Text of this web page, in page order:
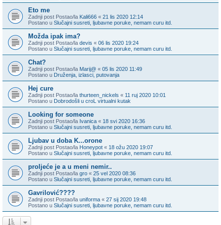
Eto me
Zadnji post Postao/la Kali666 « 21 lis 2020 12:14
Postano u Slučajni susreti, ljubavne poruke, nemam curu itd.
Možda ipak ima?
Zadnji post Postao/la devis « 06 lis 2020 19:24
Postano u Slučajni susreti, ljubavne poruke, nemam curu itd.
Chat?
Zadnji post Postao/la Marij@ « 05 lis 2020 11:49
Postano u Druženja, izlasci, putovanja
Hej cure
Zadnji post Postao/la thurteen_nickels « 11 ruj 2020 10:01
Postano u Dobrodošli u croL virtualni kutak
Looking for someone
Zadnji post Postao/la Ivanica « 18 svi 2020 16:36
Postano u Slučajni susreti, ljubavne poruke, nemam curu itd.
Ljubav u doba K...orone
Zadnji post Postao/la Honeypot « 18 ožu 2020 19:07
Postano u Slučajni susreti, ljubavne poruke, nemam curu itd.
proljeće je a u meni nemir..
Zadnji post Postao/la gro « 25 vel 2020 08:36
Postano u Slučajni susreti, ljubavne poruke, nemam curu itd.
Gavrilović????
Zadnji post Postao/la uniforma « 27 sij 2020 19:48
Postano u Slučajni susreti, ljubavne poruke, nemam curu itd.